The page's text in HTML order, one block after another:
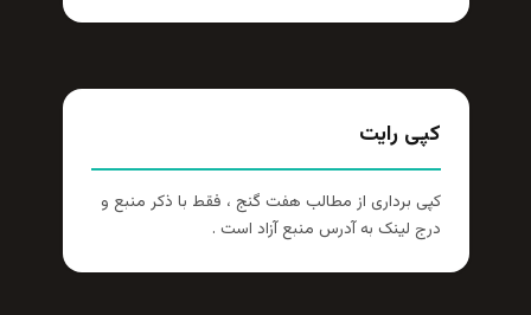
کپی رایت
کپی برداری از مطالب هفت گنج ، فقط با ذکر منبع و
درج لینک به آدرس منبع آزاد است .